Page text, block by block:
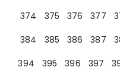
374
375 376 377
384
385 386 387
394
395 396 397